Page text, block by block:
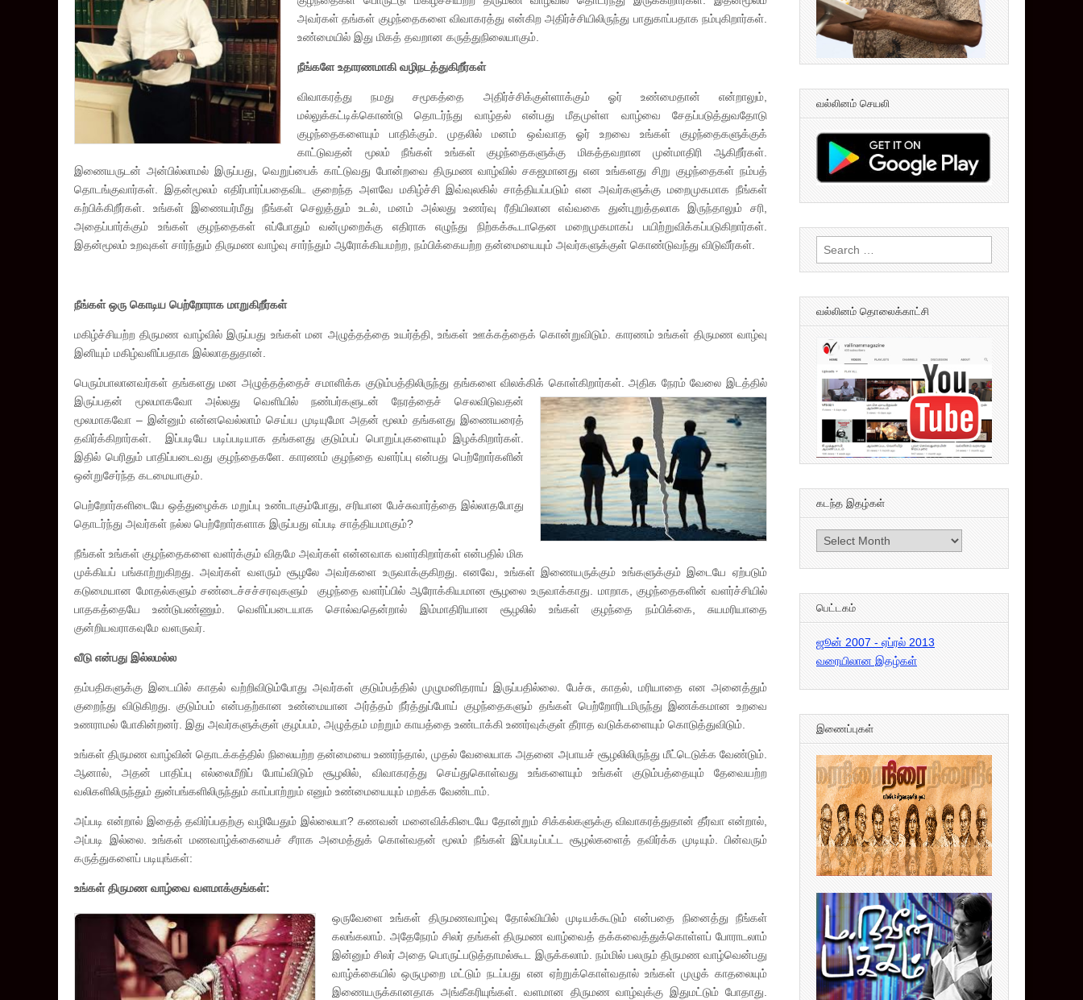
அவர்கள் தங்கள் குழந்தைகளை விவாகரத்து என்கிற அதிர்ச்சியிலிருந்து பாதுகாப்பதாக நம்புகிறார்கள்.
உண்மையில் இது மிகத் தவறான கருத்துநிலையாகும்.
நீங்களே உதாரணமாகி வழிநடத்துகிறீர்கள்
விவாகரத்து நமது சமூகத்தை அதிர்ச்சிக்குள்ளாக்கும் ஓர் உண்மைதான் என்றாலும்,
மல்லுக்கட்டிக்கொண்டு தொடர்ந்து வாழ்தல் என்பது மீதமுள்ள வாழ்வை சேதப்படுத்துவதோடு
குழந்தைகளையும் பாதிக்கும். முதலில் மனம் ஒவ்வாத ஓர் உறவை உங்கள் குழந்தைகளுக்குக்
காட்டுவதன் மூலம் நீங்கள் உங்கள் குழந்தைகளுக்கு மிகத்தவறான முன்மாதிரி ஆகிறீர்கள்.
இணையருடன் அன்பில்லாமல் இருப்பது, வெறுப்பைக் காட்டுவது போன்றவை திருமண வாழ்வில் சகஜமானது என உங்களது சிறு குழந்தைகள் நம்பத்
தொடங்குவார்கள். இதன்மூலம் எதிர்பார்ப்பதைவிட குறைந்த அளவே மகிழ்ச்சி இவ்வுலகில் சாத்தியப்படும் என அவர்களுக்கு மறைமுகமாக நீங்கள்
கற்பிக்கிறீர்கள். உங்கள் இணையர்மீது நீங்கள் செலுத்தும் உடல், மனம் அல்லது உணர்வு ரீதியிலான எவ்வகை துன்புறுத்தலாக இருந்தாலும் சரி,
அதைப்பார்க்கும் உங்கள் குழந்தைகள் எப்போதும் வன்முறைக்கு எதிராக எழுந்து நிற்கக்கூடாதென மறைமுகமாகப் பயிற்றுவிக்கப்படுகிறார்கள்.
இதன்மூலம் உறவுகள் சார்ந்தும் திருமண வாழ்வு சார்ந்தும் ஆரோக்கியமற்ற, நம்பிக்கையற்ற தன்மையையும் அவர்களுக்குள் கொண்டுவந்து விடுவீர்கள்.
நீங்கள் ஒரு கொடிய பெற்றோராக மாறுகிறீர்கள்
மகிழ்ச்சியற்ற திருமண வாழ்வில் இருப்பது உங்கள் மன அழுத்தத்தை உயர்த்தி, உங்கள் ஊக்கத்தைக் கொன்றுவிடும். காரணம் உங்கள் திருமண வாழ்வு
இனியும் மகிழ்வளிப்பதாக இல்லாததுதான்.
பெரும்பாலானவர்கள் தங்களது மன அழுத்தத்தைச் சமாளிக்க குடும்பத்திலிருந்து தங்களை விலக்கிக் கொள்கிறார்கள். அதிக நேரம் வேலை இடத்தில்
இருப்பதன் மூலமாகவோ அல்லது வெளியில் நண்பர்களுடன் நேரத்தைச் செலவிடுவதன்
மூலமாகவோ – இன்னும் என்னவெல்லாம் செய்ய முடியுமோ அதன் மூலம் தங்களது இணையரைத்
தவிர்க்கிறார்கள். இப்படியே படிப்படியாக தங்களது குடும்பப் பொறுப்புகளையும் இழக்கிறார்கள்.
இதில் பெரிதும் பாதிப்படைவது குழந்தைகளே. காரணம் குழந்தை வளர்ப்பு என்பது பெற்றோர்களின்
ஒன்றுசேர்ந்த கடமையாகும்.
பெற்றோர்களிடையே ஒத்துழைக்க மறுப்பு உண்டாகும்போது, சரியான பேச்சுவார்த்தை இல்லாதபோது
தொடர்ந்து அவர்கள் நல்ல பெற்றோர்களாக இருப்பது எப்படி சாத்தியமாகும்?
நீங்கள் உங்கள் குழந்தைகளை வளர்க்கும் விதமே அவர்கள் என்னவாக வளர்கிறார்கள் என்பதில் மிக
முக்கியப் பங்காற்றுகிறது. அவர்கள் வளரும் சூழலே அவர்களை உருவாக்குகிறது. எனவே, உங்கள் இணையருக்கும் உங்களுக்கும் இடையே ஏற்படும்
கடுமையான மோதல்களும் சண்டைச்சச்சரவுகளும் குழந்தை வளர்ப்பில் ஆரோக்கியமான சூழலை உருவாக்காது. மாறாக, குழந்தைகளின் வளர்ச்சியில்
பாதகத்தையே உண்டுபண்ணும். வெளிப்படையாக சொல்வதென்றால் இம்மாதிரியான சூழலில் உங்கள் குழந்தை நம்பிக்கை, சுயமரியாதை
குன்றியவராகவுமே வளருவர்.
வீடு என்பது இல்லமல்ல
தம்பதிகளுக்கு இடையில் காதல் வற்றிவிடும்போது அவர்கள் குடும்பத்தில் முழுமனிதராய் இருப்பதில்லை. பேச்சு, காதல், மரியாதை என அனைத்தும்
குறைந்து விடுகிறது. குடும்பம் என்பதற்கான உண்மையான அர்த்தம் நீர்த்துப்போய் குழந்தைகளும் தங்கள் பெற்றோரிடமிருந்து இணக்கமான உறவை
உணராமல் போகின்றனர். இது அவர்களுக்குள் குழப்பம், அழுத்தம் மற்றும் காயத்தை உண்டாக்கி உணர்வுக்குள் தீராத வடுக்களையும் கொடுத்துவிடும்.
உங்கள் திருமண வாழ்வின் தொடக்கத்தில் நிலையற்ற தன்மையை உணர்ந்தால், முதல் வேலையாக அதனை அபாயச் சூழலிலிருந்து மீட்டெடுக்க வேண்டும்.
ஆனால், அதன் பாதிப்பு எல்லைமீறிப் போய்விடும் சூழலில், விவாகரத்து செய்துகொள்வது உங்களையும் உங்கள் குடும்பத்தையும் தேவையற்ற
வலிகளிலிருந்தும் துன்பங்களிலிருந்தும் காப்பாற்றும் எனும் உண்மையையும் மறக்க வேண்டாம்.
அப்படி என்றால் இதைத் தவிர்ப்பதற்கு வழியேதும் இல்லையா? கணவன் மனைவிக்கிடையே தோன்றும் சிக்கல்களுக்கு விவாகரத்துதான் தீர்வா என்றால்,
அப்படி இல்லை. உங்கள் மணவாழ்க்கையைச் சீராக அமைத்துக் கொள்வதன் மூலம் நீங்கள் இப்படிப்பட்ட சூழல்களைத் தவிர்க்க முடியும். பின்வரும்
கருத்துகளைப் படியுங்கள்:
உங்கள் திருமண வாழ்வை வளமாக்குங்கள்:
ஒருவேளை உங்கள் திருமணவாழ்வு தோல்வியில் முடியக்கூடும் என்பதை நினைத்து நீங்கள்
கலங்கலாம். அதேநேரம் சிலர் தங்கள் திருமண வாழ்வைத் தக்கவைத்துக்கொள்ளப் போராடலாம்
இன்னும் சிலர் அதை பொருட்படுத்தாமல்கூட இருக்கலாம். நம்மில் பலரும் திருமண வாழ்வென்பது
வாழ்க்கையில் ஒருமுறை மட்டும் நடப்பது என ஏற்றுக்கொள்வதால் உங்கள் முழுக் காதலையும்
இணையருக்கானதாக அங்கீகரியுங்கள். வளமான திருமண வாழ்வுக்கு இதுமட்டும் போதாது.
வல்லினம் செயலி
Search
for:
வல்லினம் தொலைக்காட்சி
கடந்த இதழ்கள்
கடந்த
இதழ்கள்
பெட்டகம்
ஜூன் 2007 - ஏப்ரல் 2013
வரையிலான இதழ்கள்
இணைப்புகள்